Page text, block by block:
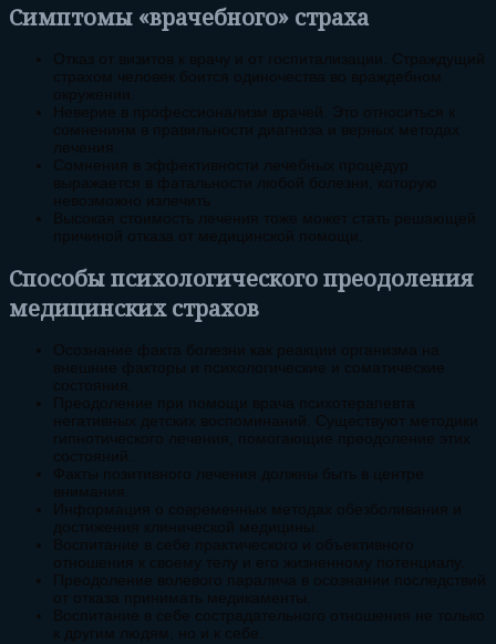
Симптомы «врачебного» страха
Отказ от визитов к врачу и от госпитализации. Страждущий
страхом человек боится одиночества во враждебном
окружении.
Неверие в профессионализм врачей. Это относиться к
сомнениям в правильности диагноза и верных методах
лечения.
Сомнения в эффективности лечебных процедур
выражается в фатальности любой болезни, которую
невозможно излечить
Высокая стоимость лечения тоже может стать решающей
причиной отказа от медицинской помощи.
Способы психологического преодоления
медицинских страхов
Осознание факта болезни как реакции организма на
внешние факторы и психологические и соматические
состояния.
Преодоление при помощи врача психотерапевта
негативных детских воспоминаний. Существуют методики
гипнотического лечения, помогающие преодоление этих
состояний.
Факты позитивного лечения должны быть в центре
внимания.
Информация о современных методах обезболивания и
достижения клинической медицины.
Воспитание в себе практического и объективного
отношения к своему телу и его жизненному потенциалу.
Преодоление волевого паралича в осознании последствий
от отказа принимать медикаменты.
Воспитание в себе сострадательного отношения не только
к другим людям, но и к себе.